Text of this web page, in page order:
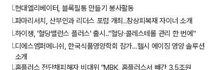
└현대엘리베이터, 블록필통 만들기 봉사활동
└파마리서치, 산부인과 리더스 포럼 개최..창상피복재 자이너 소개
└하이생, '혈당밸런스 플러스' 출시.."혈당·콜레스테롤 관리 한 번에"
└디에스엠퍼메니쉬, 한국식품영양학회 참가…헬시 에이징 영양 솔루션
소개
홈플러스 전단채피해자 비대위 "MBK, 홈플러스서 빼간 3.5조원